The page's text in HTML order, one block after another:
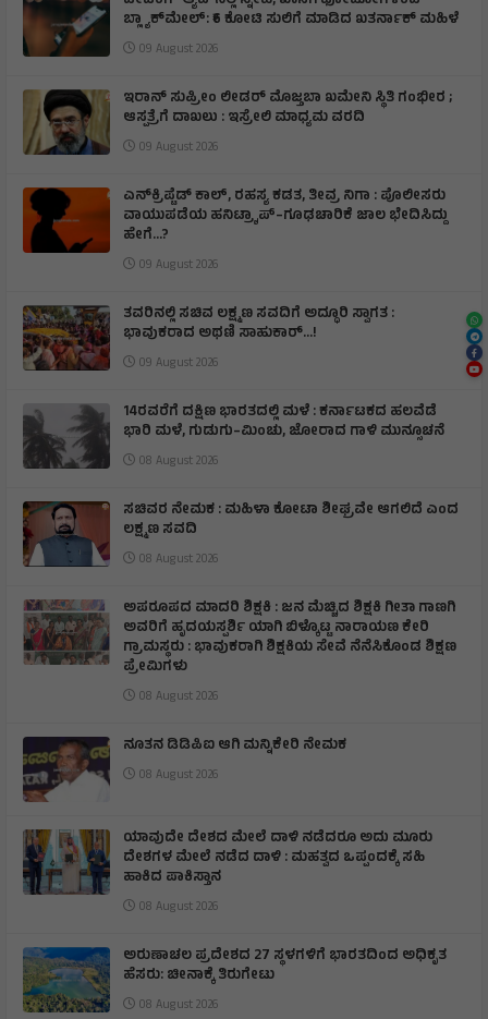
ಬ್ಲ್ಯಾಕ್‌ಮೇಲ್: ₹6 ಕೋಟಿ ಸುಲಿಗೆ ಮಾಡಿದ ಖತರ್ನಾಕ್‌ ಮಹಿಳೆ
09 August 2026
ಇರಾನ್‌ ಸುಪ್ರೀಂ ಲೀಡರ್‌ ಮೊಜ್ತಬಾ ಖಮೇನಿ ಸ್ಥಿತಿ ಗಂಭೀರ ;
ಆಸ್ಪತ್ರೆಗೆ ದಾಖಲು : ಇಸ್ರೇಲಿ ಮಾಧ್ಯಮ ವರದಿ
09 August 2026
ಎನ್‌ಕ್ರಿಪ್ಟೆಡ್‌ ಕಾಲ್‌, ರಹಸ್ಯ ಕಡತ, ತೀವ್ರ ನಿಗಾ : ಪೊಲೀಸರು
ವಾಯುಪಡೆಯ ಹನಿಟ್ರ್ಯಾಪ್–ಗೂಢಚಾರಿಕೆ ಜಾಲ ಭೇದಿಸಿದ್ದು
ಹೇಗೆ…?
09 August 2026
ತವರಿನಲ್ಲಿ ಸಚಿವ ಲಕ್ಷ್ಮಣ ಸವದಿಗೆ ಅದ್ಧೂರಿ ಸ್ವಾಗತ :
ಭಾವುಕರಾದ ಅಥಣಿ ಸಾಹುಕಾರ್...!
09 August 2026
14ರವರೆಗೆ ದಕ್ಷಿಣ ಭಾರತದಲ್ಲಿ ಮಳೆ : ಕರ್ನಾಟಕದ ಹಲವೆಡೆ
ಭಾರಿ ಮಳೆ, ಗುಡುಗು–ಮಿಂಚು, ಜೋರಾದ ಗಾಳಿ ಮುನ್ಸೂಚನೆ
08 August 2026
ಸಚಿವರ ನೇಮಕ : ಮಹಿಳಾ ಕೋಟಾ ಶೀಘ್ರವೇ ಆಗಲಿದೆ ಎಂದ
ಲಕ್ಷ್ಮಣ ಸವದಿ
08 August 2026
ಅಪರೂಪದ ಮಾದರಿ ಶಿಕ್ಷಕಿ : ಜನ ಮೆಚ್ಚಿದ ಶಿಕ್ಷಕಿ ಗೀತಾ ಗಾಣಗಿ
ಅವರಿಗೆ ಹೃದಯಸ್ಪರ್ಶಿ ಯಾಗಿ ಬಿಳ್ಕೊಟ್ಟ ನಾರಾಯಣ ಕೇರಿ
ಗ್ರಾಮಸ್ಥರು : ಭಾವುಕರಾಗಿ ಶಿಕ್ಷಕಿಯ ಸೇವೆ ನೆನೆಸಿಕೊಂಡ ಶಿಕ್ಷಣ
ಪ್ರೇಮಿಗಳು
08 August 2026
ನೂತನ ಡಿಡಿಪಿಐ ಆಗಿ ಮನ್ನಿಕೇರಿ ನೇಮಕ
08 August 2026
ಯಾವುದೇ ದೇಶದ ಮೇಲೆ ದಾಳಿ ನಡೆದರೂ ಅದು ಮೂರು
ದೇಶಗಳ ಮೇಲೆ ನಡೆದ ದಾಳಿ : ಮಹತ್ವದ ಒಪ್ಪಂದಕ್ಕೆ ಸಹಿ
ಹಾಕಿದ ಪಾಕಿಸ್ತಾನ
08 August 2026
ಅರುಣಾಚಲ ಪ್ರದೇಶದ 27 ಸ್ಥಳಗಳಿಗೆ ಭಾರತದಿಂದ ಅಧಿಕೃತ
ಹೆಸರು: ಚೀನಾಕ್ಕೆ ತಿರುಗೇಟು
08 August 2026